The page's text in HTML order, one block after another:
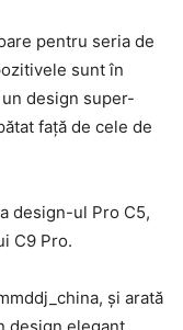
pentru seria de
sunt în
design super-
față de cele de
design-ul Pro C5,
C9 Pro.
și arată